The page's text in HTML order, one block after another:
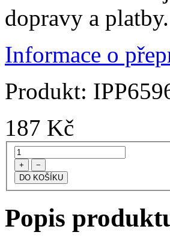
dopravy a platby.
Informace o
Produkt:
187 Kč
+ −
Popis